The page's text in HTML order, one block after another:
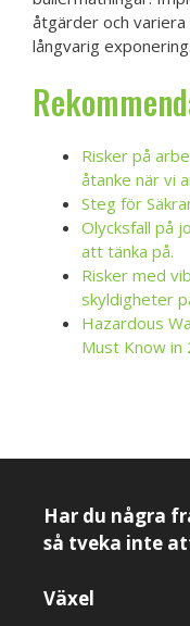
åtgärder och
långvarig exponering.
Risker på
åtanke när vi
Steg för
Olycksfall på
att tänka på.
Risker med
skyldigheter
Hazardous
Must Know in
Har du några
så tveka inte
Växel